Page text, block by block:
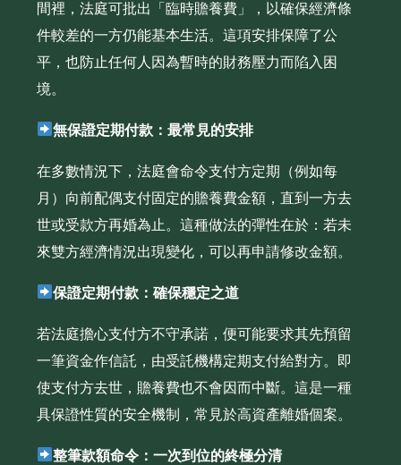
間裡，法庭可批出「臨時贍養費」，以確保經濟條
件較差的一方仍能基本生活。這項安排保障了公
平，也防止任何人因為暫時的財務壓力而陷入困
境。
無保證定期付款：最常見的安排
在多數情況下，法庭會命令支付方定期（例如每
月）向前配偶支付固定的贍養費金額，直到一方去
世或受款方再婚為止。這種做法的彈性在於：若未
來雙方經濟情況出現變化，可以再申請修改金額。
保證定期付款：確保穩定之道
若法庭擔心支付方不守承諾，便可能要求其先預留
一筆資金作信託，由受託機構定期支付給對方。即
使支付方去世，贍養費也不會因而中斷。這是一種
具保證性質的安全機制，常見於高資產離婚個案。
整筆款額命令：一次到位的終極分清